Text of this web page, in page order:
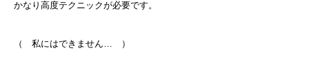
かなり高度テクニックが必要です。
（ 私にはできません… ）